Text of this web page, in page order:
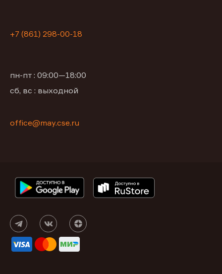
+7 (861) 298-00-18
пн-пт : 09:00—18:00
сб, вс : выходной
office@may.cse.ru